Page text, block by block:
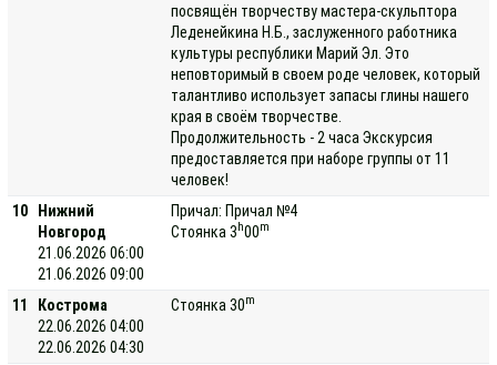
посвящён творчеству мастера-скульптора
Леденейкина Н.Б., заслуженного работника
культуры республики Марий Эл. Это
неповторимый в своем роде человек, который
талантливо использует запасы глины нашего
края в своём творчестве.
Продолжительность - 2 часа Экскурсия
предоставляется при наборе группы от 11
человек!
10
Нижний
Новгород
21.06.2026 06:00
21.06.2026 09:00
Причал: Причал №4
Стоянка 3 h00m
11
Кострома
22.06.2026 04:00
22.06.2026 04:30
Стоянка 30m